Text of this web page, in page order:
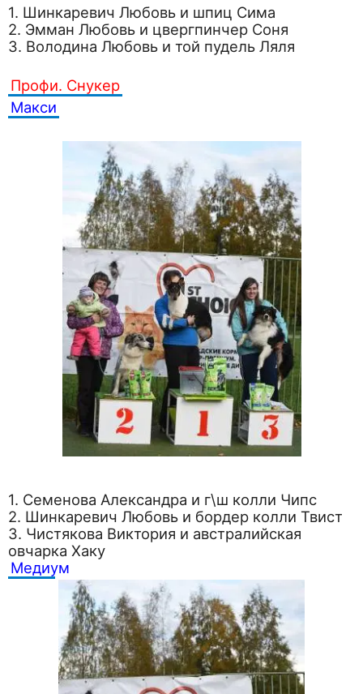
1. Шинкаревич Любовь и шпиц Сима
2. Эмман Любовь и цвергпинчер Соня
3. Володина Любовь и той пудель Ляля
Профи. Снукер
Макси
1. Семенова Александра и г\ш колли Чипс
2. Шинкаревич Любовь и бордер колли Твист
3. Чистякова Виктория и австралийская
овчарка Хаку
Медиум